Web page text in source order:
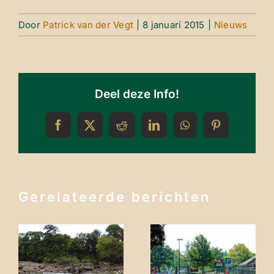
Door Patrick van der Vegt 8 januari 2015 Nieuws
Deel deze Info!
Facebook
X RedditLinkedInWhatsAppPinterest
Gerelateerde berichten